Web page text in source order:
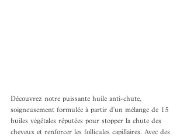
Découvrez notre puissante huile anti-chute,
soigneusement formulée à partir d'un mélange de 15
huiles végétales réputées pour stopper la chute des
cheveux et renforcer les follicules capillaires. Avec des